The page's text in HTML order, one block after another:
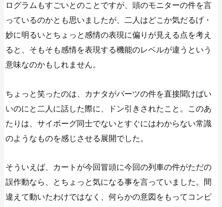
ログラムもすごいとのことですが、頭のモニターの件を言
っているのかとも思いましたが、二人はどこか気だるげ・
妙に明るいとちょっと感情の表現に偏りが見える点を考え
ると、そもそも感情を表現する機能のレベルが違うという
意味なのかもしれません。
ちょっと笑ったのは、カナタがパーツの件を直接聞けばい
いのにと二人に話した際に、ドン引きされたこと。このあ
たりは、サイボーグ同士でないとすぐにはわからない常識
のようなものを感じさせる展開でした。
そういえば、カートが今回冒頭に今回の列車の件がただの
誤作動なら、とちょっと気になる事を言っていました。間
違えて動いたわけではなく、何らかの意図をもってコンピ